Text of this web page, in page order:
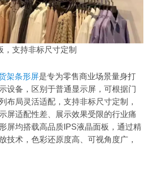
，支持非标尺寸定制
架条形屏是专为零售商业场景量身打
设备，区别于普通显示屏，可根据门
布局灵活适配，支持非标尺寸定制，
屏适配性差、展示效果受限的行业痛
屏均搭载高品质IPS液晶面板，通过精
技术，色彩还原度高、可视角度广，